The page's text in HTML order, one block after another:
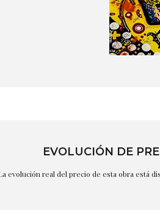
EVOLUCIÓN DE
evolución real del precio de esta obra está